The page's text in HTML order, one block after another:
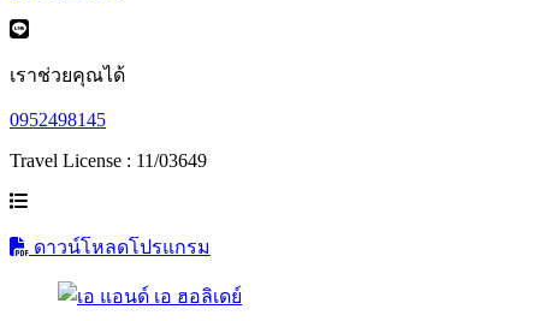
เราช่วยคุณได้
0952498145
Travel License : 11/03649
ดาวน์โหลดโปรแกรม